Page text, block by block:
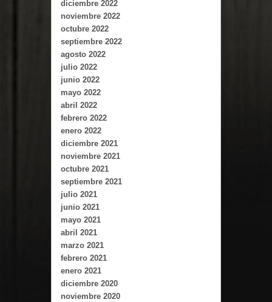
diciembre 2022
noviembre 2022
octubre 2022
septiembre 2022
agosto 2022
julio 2022
junio 2022
mayo 2022
abril 2022
febrero 2022
enero 2022
diciembre 2021
noviembre 2021
octubre 2021
septiembre 2021
julio 2021
junio 2021
mayo 2021
abril 2021
marzo 2021
febrero 2021
enero 2021
diciembre 2020
noviembre 2020